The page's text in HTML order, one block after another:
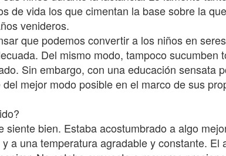
de vida los que cimentan la base sobre la
venideros.
que podemos convertir a los niños en
Del mismo modo, tampoco sucumben
Sin embargo, con una educación sensata
mejor modo posible en el marco de sus
siente bien. Estaba acostumbrado a algo
a una temperatura agradable y constante. El